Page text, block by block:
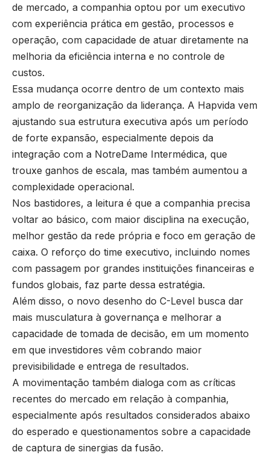
de mercado, a companhia optou por um executivo
com experiência prática em gestão, processos e
operação, com capacidade de atuar diretamente na
melhoria da eficiência interna e no controle de
custos.
Essa mudança ocorre dentro de um contexto mais
amplo de reorganização da liderança. A Hapvida vem
ajustando sua estrutura executiva após um período
de forte expansão, especialmente depois da
integração com a NotreDame Intermédica, que
trouxe ganhos de escala, mas também aumentou a
complexidade operacional.
Nos bastidores, a leitura é que a companhia precisa
voltar ao básico, com maior disciplina na execução,
melhor gestão da rede própria e foco em geração de
caixa. O reforço do time executivo, incluindo nomes
com passagem por grandes instituições financeiras e
fundos globais, faz parte dessa estratégia.
Além disso, o novo desenho do C-Level busca dar
mais musculatura à governança e melhorar a
capacidade de tomada de decisão, em um momento
em que investidores vêm cobrando maior
previsibilidade e entrega de resultados.
A movimentação também dialoga com as críticas
recentes do mercado em relação à companhia,
especialmente após resultados considerados abaixo
do esperado e questionamentos sobre a capacidade
de captura de sinergias da fusão.